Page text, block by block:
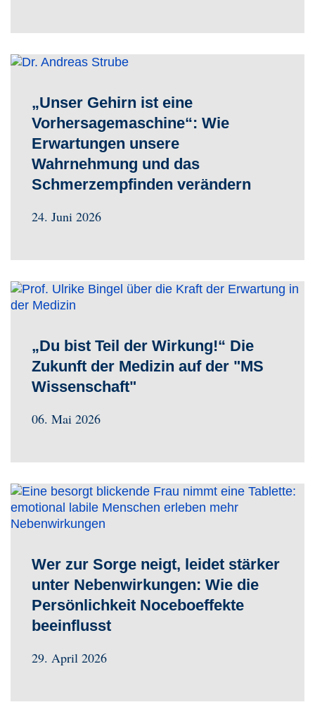
„Unser Gehirn ist eine
Vorhersagemaschine“: Wie
Erwartungen unsere
Wahrnehmung und das
Schmerzempfinden verändern
24. Juni 2026
„Du bist Teil der Wirkung!“ Die
Zukunft der Medizin auf der "MS
Wissenschaft"
06. Mai 2026
Wer zur Sorge neigt, leidet stärker
unter Nebenwirkungen: Wie die
Persönlichkeit Noceboeffekte
beeinflusst
29. April 2026